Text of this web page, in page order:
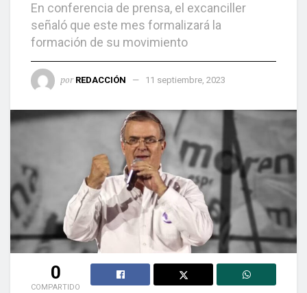
En conferencia de prensa, el excanciller
señaló que este mes formalizará la
formación de su movimiento
por REDACCIÓN 11 septiembre, 2023
0
COMPARTIDO